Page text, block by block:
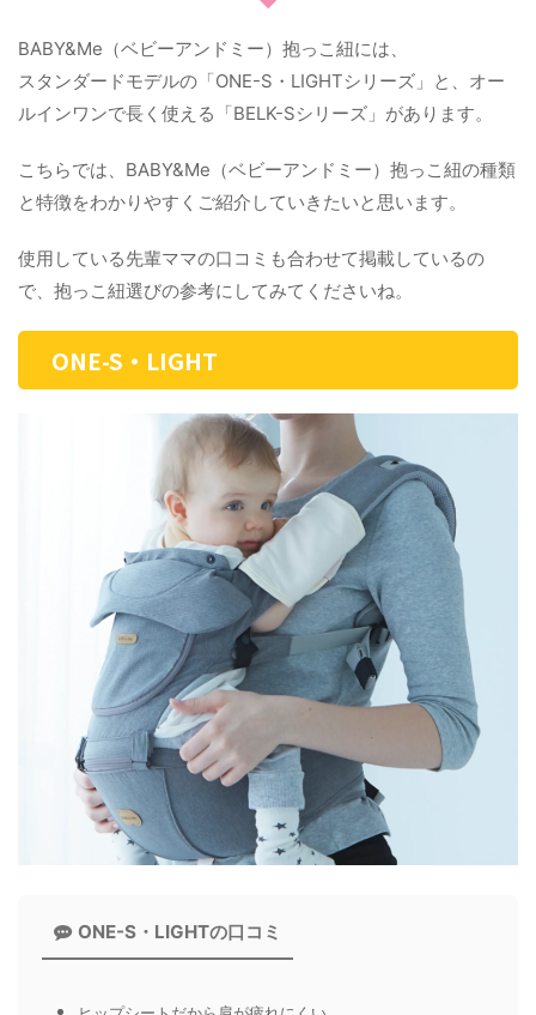
BABY&Me（ベビーアンドミー）抱っこ紐には、
スタンダードモデルの「ONE-S・LIGHTシリーズ」と、オー
ルインワンで長く使える「BELK-Sシリーズ」があります。
こちらでは、BABY&Me（ベビーアンドミー）抱っこ紐の種類
と特徴をわかりやすくご紹介していきたいと思います。
使用している先輩ママの口コミも合わせて掲載しているの
で、抱っこ紐選びの参考にしてみてくださいね。
ONE-S・LIGHT
ONE-S・LIGHTの口コミ